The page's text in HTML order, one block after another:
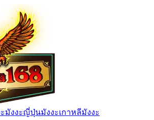
มังงะญี่ปุ่นมังงะเกาหลีมังงะ